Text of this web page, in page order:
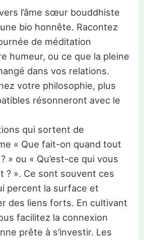
l’âme sœur bouddhiste
bio honnête. Racontez
de méditation
humeur, ou ce que la pleine
dans vos relations.
votre philosophie, plus
résonneront avec le
qui sortent de
« Que fait-on quand tout
» ou « Qu’est-ce qui vous
? ». Ce sont souvent ces
percent la surface et
des liens forts. En cultivant
facilitez la connexion
prête à s’investir. Les